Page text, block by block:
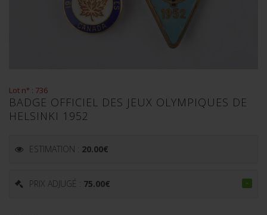
Lot n° : 736
BADGE OFFICIEL DES JEUX OLYMPIQUES DE
HELSINKI 1952
ESTIMATION : 20.00€
PRIX ADJUGÉ : 75.00€